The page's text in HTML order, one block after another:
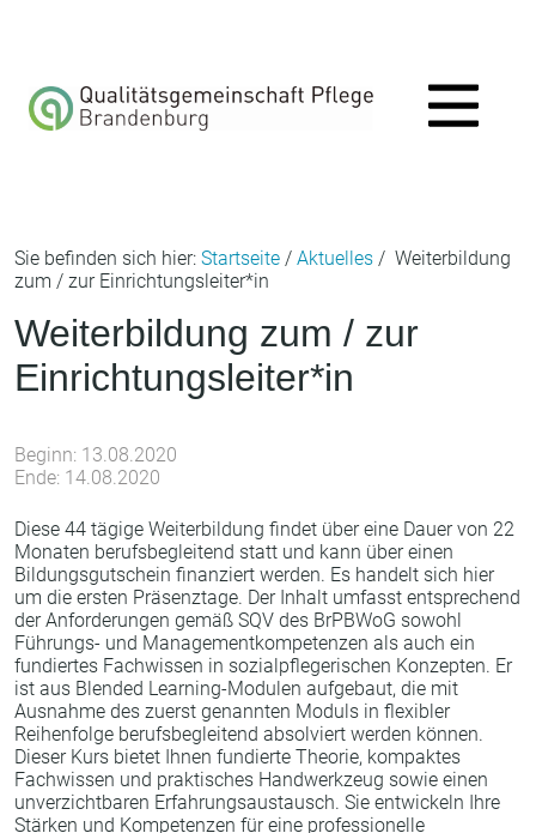
Über uns
Aufgaben
Pflegemonitor
Kontakt
Brandenburger
Pflegefachtag
Sie befinden sich hier: Startseite / Aktuelles / Weiterbildung
zum / zur Einrichtungsleiter*in
Weiterbildung zum / zur
Einrichtungsleiter*in
Beginn: 13.08.2020
Ende: 14.08.2020
Diese 44 tägige Weiterbildung findet über eine Dauer von 22
Monaten berufsbegleitend statt und kann über einen
Bildungsgutschein finanziert werden. Es handelt sich hier
um die ersten Präsenztage. Der Inhalt umfasst entsprechend
der Anforderungen gemäß SQV des BrPBWoG sowohl
Führungs- und Managementkompetenzen als auch ein
fundiertes Fachwissen in sozialpflegerischen Konzepten. Er
ist aus Blended Learning-Modulen aufgebaut, die mit
Ausnahme des zuerst genannten Moduls in flexibler
Reihenfolge berufsbegleitend absolviert werden können.
Dieser Kurs bietet Ihnen fundierte Theorie, kompaktes
Fachwissen und praktisches Handwerkzeug sowie einen
unverzichtbaren Erfahrungsaustausch. Sie entwickeln Ihre
Stärken und Kompetenzen für eine professionelle